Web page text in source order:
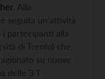
. Alla
seguita un’attività
partecipanti alla
di Trento) che,
su nuove
delle 3 T